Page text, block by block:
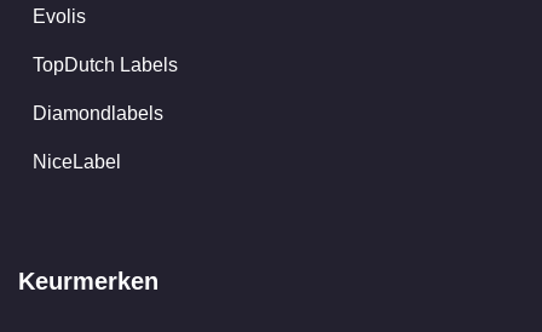
Evolis
TopDutch Labels
Diamondlabels
NiceLabel
Keurmerken